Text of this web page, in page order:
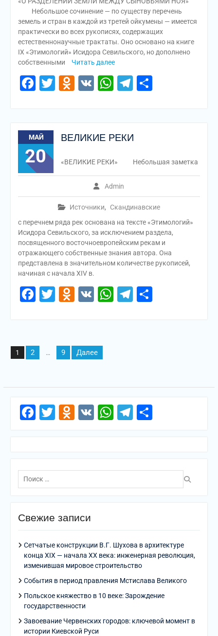
Небольшое сочинение — по существу перечень
земель и стран в каждой из третей ойкумены — имеется
практически во всех рукописях, содержащих
естественнонаучные трактаты. Оно основано на книге
IX «Этимологий» Исидора Севильского, но дополнено
собственными
Читать далее
Facebook
Twitter
Odnoklassniki
VKWhatsApp
Telegram
МАЙ
20
ВЕЛИКИЕ РЕКИ
Admin
Источники, Скандинавские
«ВЕЛИКИЕ РЕКИ» Небольшая заметка
с перечнем ряда рек основана на тексте «Этимологий»
Исидора Севильского, за исключением раздела,
посвященного восточноевропейским рекам и
отражающего собственные знания автора. Она
представлена в значительном количестве рукописей,
начиная с начала XIV в.
Facebook
Twitter
Odnoklassniki
VKWhatsApp
Telegram
Пагинация
записей
1 2 … 9 Далее
Facebook
Twitter
Odnoklassniki
VKWhatsApp
Telegram
Поиск
по:
Свежие записи
Сетчатые конструкции В.Г. Шухова в архитектуре
конца XIX — начала XX века: инженерная революция,
изменившая мировое строительство
События в период правления Мстислава Великого
Польское княжество в 10 веке: Зарождение
государственности
Завоевание Червенских городов: ключевой момент в
истории Киевской Руси